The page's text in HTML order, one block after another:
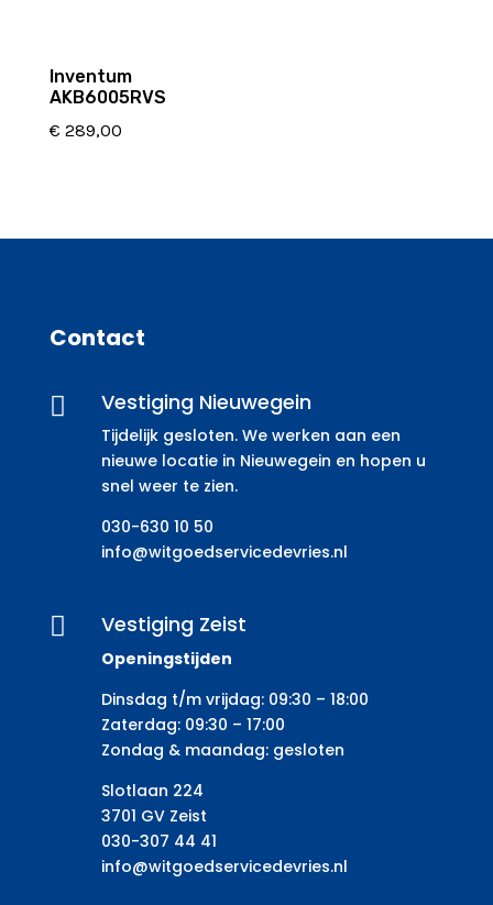
Inventum
AKB6005RVS
€ 289,00
Contact
 Vestiging Nieuwegein
Tijdelijk gesloten. We werken aan een
nieuwe locatie in Nieuwegein en hopen u
snel weer te zien.
030-630 10 50
info@witgoedservicedevries.nl
 Vestiging Zeist
Openingstijden
Dinsdag t/m vrijdag: 09:30 – 18:00
Zaterdag: 09:30 – 17:00
Zondag & maandag: gesloten
Slotlaan 224
3701 GV Zeist
030-307 44 41
info@witgoedservicedevries.nl